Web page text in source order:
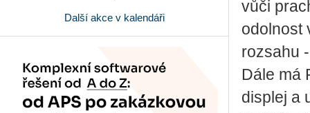
Další akce v kalendáři
vůči
odolnost
rozsahu
Dále má
displej a